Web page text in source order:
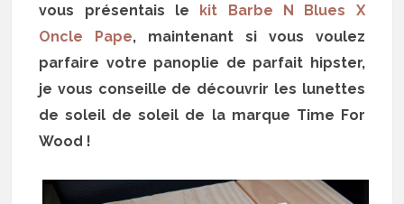
vous présentais le kit Barbe N Blues X
Oncle Pape, maintenant si vous voulez
parfaire votre panoplie de parfait hipster,
je vous conseille de découvrir les lunettes
de soleil de soleil de la marque Time For
Wood !